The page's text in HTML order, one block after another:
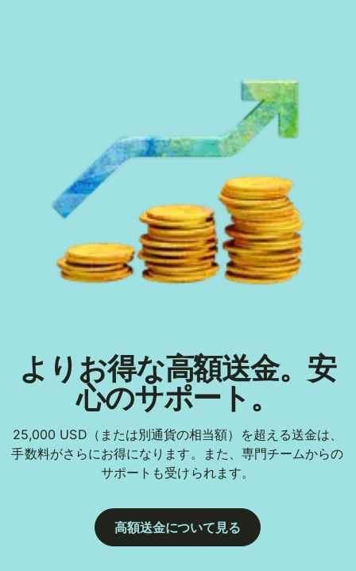
よりお得な高額送金。安
心のサポート。
25,000 USD（または別通貨の相当額）を超える送金は、
手数料がさらにお得になります。また、専門チームからの
サポートも受けられます。
高額送金について見る